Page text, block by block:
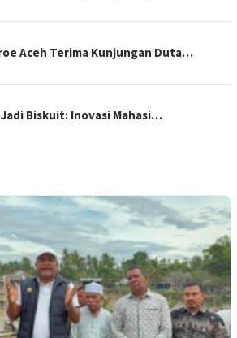
Aceh Terima Kunjungan Duta…
Biskuit: Inovasi Mahasi…